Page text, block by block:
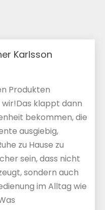
Karlsson
Produkten
klappt dann
bekommen, die
ausgiebig,
zu Hause zu
sein, dass nicht
sondern auch
im Alltag wie